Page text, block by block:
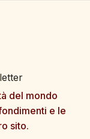
del mondo
e le
sito.